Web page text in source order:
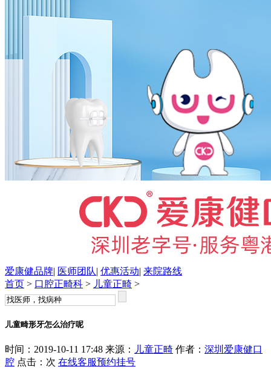
爱康健品牌| 医师团队| 优惠活动| 来院路线
首页 > 口腔正畸科 > 儿童正畸 >
儿童畸形牙怎么治疗呢
时间：2019-10-11 17:48 来源： 儿童正畸 作者： 深圳爱康健口
腔 点击： 次 在线客服预约挂号